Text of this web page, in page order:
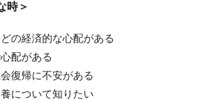
時＞
の経済的な心配がある
配がある
復帰に不安がある
について知りたい